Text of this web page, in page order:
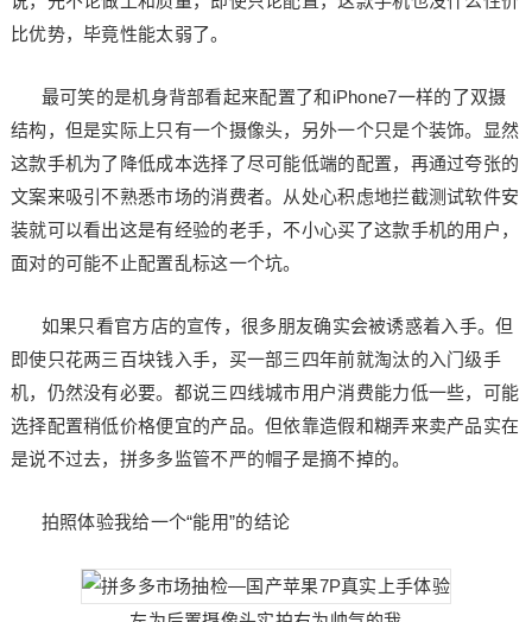
比优势，毕竟性能太弱了。
最可笑的是机身背部看起来配置了和iPhone7一样的了双摄
结构，但是实际上只有一个摄像头，另外一个只是个装饰。显然
这款手机为了降低成本选择了尽可能低端的配置，再通过夸张的
文案来吸引不熟悉市场的消费者。从处心积虑地拦截测试软件安
装就可以看出这是有经验的老手，不小心买了这款手机的用户，
面对的可能不止配置乱标这一个坑。
如果只看官方店的宣传，很多朋友确实会被诱惑着入手。但
即使只花两三百块钱入手，买一部三四年前就淘汰的入门级手
机，仍然没有必要。都说三四线城市用户消费能力低一些，可能
选择配置稍低价格便宜的产品。但依靠造假和糊弄来卖产品实在
是说不过去，拼多多监管不严的帽子是摘不掉的。
拍照体验我给一个“能用”的结论